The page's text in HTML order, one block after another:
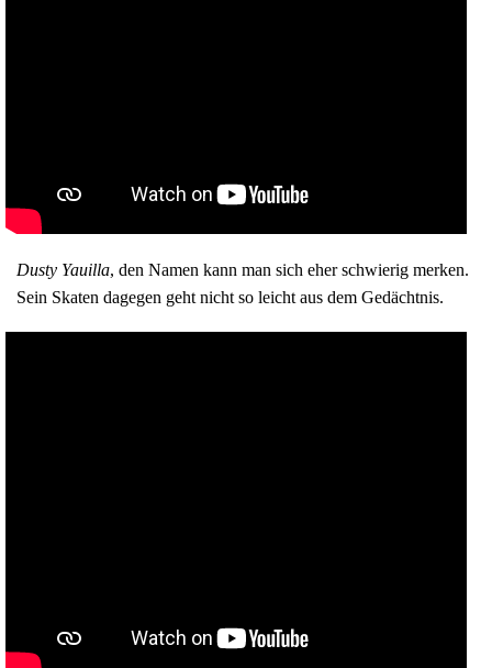
Dusty Yauilla, den Namen kann man sich eher schwierig merken.
Sein Skaten dagegen geht nicht so leicht aus dem Gedächtnis.